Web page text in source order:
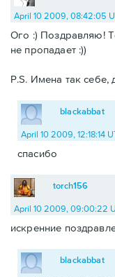
April 10 2009, 08:42:05
Ого :) Поздравляю!
не пропадает :))
P.S. Имена так себе,
blackabbat
April 10 2009, 12:18:14
спасибо
torch156
April 10 2009, 09:00:22
искренние
blackabbat